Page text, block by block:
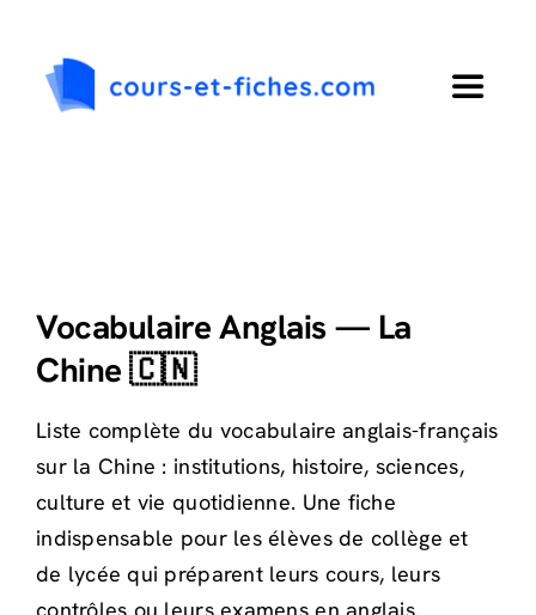
contenu
Toggle
Collège
Langues
Vocabulaire Anglais — La
Chine 🇨🇳
Liste complète du vocabulaire anglais-français
sur la Chine : institutions, histoire, sciences,
culture et vie quotidienne. Une fiche
indispensable pour les élèves de collège et
de lycée qui préparent leurs cours, leurs